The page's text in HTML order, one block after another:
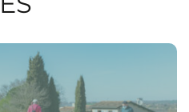
(plantation expérimentale)